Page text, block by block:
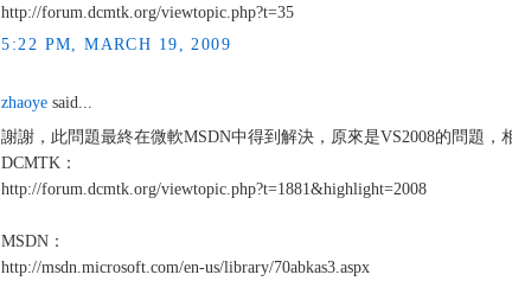
http://forum.dcmtk.org/viewtopic.php?t=35
5:22 PM, MARCH 19, 2009
zhaoye said...
謝謝，此問題最終在微軟MSDN中得到解決，原來是VS2008的問題，
DCMTK：
http://forum.dcmtk.org/viewtopic.php?t=1881&highlight=2008
MSDN：
http://msdn.microsoft.com/en-us/library/70abkas3.aspx